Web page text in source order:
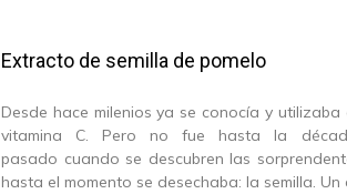
Extracto de semilla de pomelo
Desde hace milenios ya se conocía y
vitamina C. Pero no fue hasta la
pasado cuando se descubren las
hasta el momento se desechaba: la semilla.